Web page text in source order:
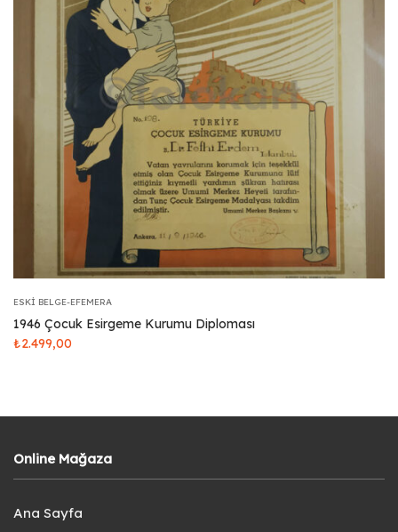
ESKI BELGE-EFEMERA
1946 Çocuk Esirgeme Kurumu Diploması
₺2.499,00
Online Mağaza
Ana Sayfa